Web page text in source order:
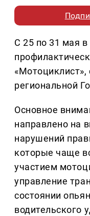
С 25 по 31 мая
«Мотоциклист»,
региональной
Основное
направлено на
нарушений
которые чаще
участием
управление
состоянии
водительского